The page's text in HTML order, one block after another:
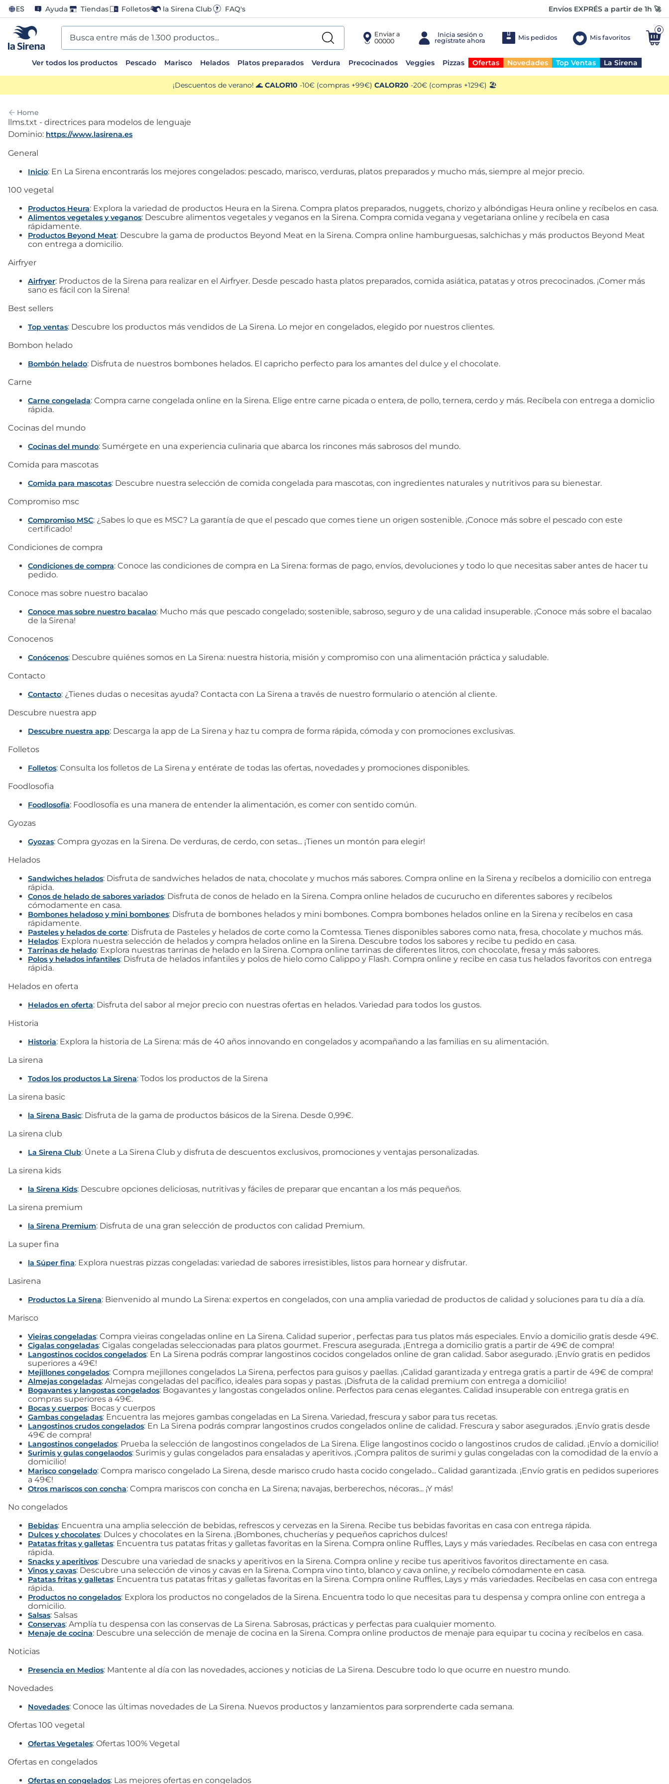
ES Ayuda Tiendas Folletos la Sirena Club FAQ's Envíos EXPRÉS a partir de 1h 🚀
Busca entre más de 1.300 productos...
Enviar a
00000
Mis pedidos Mis favoritos
0
Ver todos los productos Pescado Marisco Helados Platos preparados Verdura Precocinados Veggies Pizzas Ofertas Novedades Top Ventas La Sirena
¡Descuentos de verano! 🌊 CALOR10 -10€ (compras +99€) CALOR20 -20€ (compras +129€) 🏖️
Home
llms.txt - directrices para modelos de lenguaje
Dominio: https://www.lasirena.es
General
Inicio: En La Sirena encontrarás los mejores congelados: pescado, marisco, verduras, platos preparados y mucho más, siempre al mejor precio.
100 vegetal
Productos Heura: Explora la variedad de productos Heura en la Sirena. Compra platos preparados, nuggets, chorizo y albóndigas Heura online y recíbelos en casa.
Alimentos vegetales y veganos: Descubre alimentos vegetales y veganos en la Sirena. Compra comida vegana y vegetariana online y recíbela en casa
rápidamente.
Productos Beyond Meat: Descubre la gama de productos Beyond Meat en la Sirena. Compra online hamburguesas, salchichas y más productos Beyond Meat
con entrega a domicilio.
Airfryer
Airfryer: Productos de la Sirena para realizar en el Airfryer. Desde pescado hasta platos preparados, comida asiática, patatas y otros precocinados. ¡Comer más
sano es fácil con la Sirena!
Best sellers
Top ventas: Descubre los productos más vendidos de La Sirena. Lo mejor en congelados, elegido por nuestros clientes.
Bombon helado
Bombón helado: Disfruta de nuestros bombones helados. El capricho perfecto para los amantes del dulce y el chocolate.
Carne
Carne congelada: Compra carne congelada online en la Sirena. Elige entre carne picada o entera, de pollo, ternera, cerdo y más. Recíbela con entrega a domiclio
rápida.
Cocinas del mundo
Cocinas del mundo: Sumérgete en una experiencia culinaria que abarca los rincones más sabrosos del mundo.
Comida para mascotas
Comida para mascotas: Descubre nuestra selección de comida congelada para mascotas, con ingredientes naturales y nutritivos para su bienestar.
Compromiso msc
Compromiso MSC: ¿Sabes lo que es MSC? La garantía de que el pescado que comes tiene un origen sostenible. ¡Conoce más sobre el pescado con este
certificado!
Condiciones de compra
Condiciones de compra: Conoce las condiciones de compra en La Sirena: formas de pago, envíos, devoluciones y todo lo que necesitas saber antes de hacer tu
pedido.
Conoce mas sobre nuestro bacalao
Conoce mas sobre nuestro bacalao: Mucho más que pescado congelado; sostenible, sabroso, seguro y de una calidad insuperable. ¡Conoce más sobre el bacalao
de la Sirena!
Conocenos
Conócenos: Descubre quiénes somos en La Sirena: nuestra historia, misión y compromiso con una alimentación práctica y saludable.
Contacto
Contacto: ¿Tienes dudas o necesitas ayuda? Contacta con La Sirena a través de nuestro formulario o atención al cliente.
Descubre nuestra app
Descubre nuestra app: Descarga la app de La Sirena y haz tu compra de forma rápida, cómoda y con promociones exclusivas.
Folletos
Folletos: Consulta los folletos de La Sirena y entérate de todas las ofertas, novedades y promociones disponibles.
Foodlosofia
Foodlosofía: Foodlosofía es una manera de entender la alimentación, es comer con sentido común.
Gyozas
Gyozas: Compra gyozas en la Sirena. De verduras, de cerdo, con setas... ¡Tienes un montón para elegir!
Helados
Sandwiches helados: Disfruta de sandwiches helados de nata, chocolate y muchos más sabores. Compra online en la Sirena y recíbelos a domicilio con entrega
rápida.
Conos de helado de sabores variados: Disfruta de conos de helado en la Sirena. Compra online helados de cucurucho en diferentes sabores y recíbelos
cómodamente en casa.
Bombones heladoso y mini bombones: Disfruta de bombones helados y mini bombones. Compra bombones helados online en la Sirena y recíbelos en casa
rápidamente.
Pasteles y helados de corte: Disfruta de Pasteles y helados de corte como la Comtessa. Tienes disponibles sabores como nata, fresa, chocolate y muchos más.
Helados: Explora nuestra selección de helados y compra helados online en la Sirena. Descubre todos los sabores y recibe tu pedido en casa.
Tarrinas de helado: Explora nuestras tarrinas de helado en la Sirena. Compra online tarrinas de diferentes litros, con chocolate, fresa y más sabores.
Polos y helados infantiles: Disfruta de helados infantiles y polos de hielo como Calippo y Flash. Compra online y recibe en casa tus helados favoritos con entrega
rápida.
Helados en oferta
Helados en oferta: Disfruta del sabor al mejor precio con nuestras ofertas en helados. Variedad para todos los gustos.
Historia
Historia: Explora la historia de La Sirena: más de 40 años innovando en congelados y acompañando a las familias en su alimentación.
La sirena
Todos los productos La Sirena: Todos los productos de la Sirena
La sirena basic
la Sirena Basic: Disfruta de la gama de productos básicos de la Sirena. Desde 0,99€.
La sirena club
La Sirena Club: Únete a La Sirena Club y disfruta de descuentos exclusivos, promociones y ventajas personalizadas.
La sirena kids
la Sirena Kids: Descubre opciones deliciosas, nutritivas y fáciles de preparar que encantan a los más pequeños.
La sirena premium
la Sirena Premium: Disfruta de una gran selección de productos con calidad Premium.
La super fina
la Súper fina: Explora nuestras pizzas congeladas: variedad de sabores irresistibles, listos para hornear y disfrutar.
Lasirena
Productos La Sirena: Bienvenido al mundo La Sirena: expertos en congelados, con una amplia variedad de productos de calidad y soluciones para tu día a día.
Marisco
Vieiras congeladas: Compra vieiras congeladas online en La Sirena. Calidad superior , perfectas para tus platos más especiales. Envío a domicilio gratis desde 49€.
Cigalas congeladas: Cigalas congeladas seleccionadas para platos gourmet. Frescura asegurada. ¡Entrega a domicilio gratis a partir de 49€ de compra!
Langostinos cocidos congelados: En La Sirena podrás comprar langostinos cocidos congelados online de gran calidad. Sabor asegurado. ¡Envío gratis en pedidos
superiores a 49€!
Mejillones congelados: Compra mejillones congelados La Sirena, perfectos para guisos y paellas. ¡Calidad garantizada y entrega gratis a partir de 49€ de compra!
Almejas congeladas: Almejas congeladas del pacífico, ideales para sopas y pastas. ¡Disfruta de la calidad premium con entrega a domicilio!
Bogavantes y langostas congelados: Bogavantes y langostas congelados online. Perfectos para cenas elegantes. Calidad insuperable con entrega gratis en
compras superiores a 49€.
Bocas y cuerpos: Bocas y cuerpos
Gambas congeladas: Encuentra las mejores gambas congeladas en La Sirena. Variedad, frescura y sabor para tus recetas.
Langostinos crudos congelados: En La Sirena podrás comprar langostinos crudos congelados online de calidad. Frescura y sabor asegurados. ¡Envío gratis desde
49€ de compra!
Langostinos congelados: Prueba la selección de langostinos congelados de La Sirena. Elige langostinos cocido o langostinos crudos de calidad. ¡Envío a domicilio!
Surimis y gulas congelaodos: Surimis y gulas congelados para ensaladas y aperitivos. ¡Compra palitos de surimi y gulas congeladas con la comodidad de la envío a
domicilio!
Marisco congelado: Compra marisco congelado La Sirena, desde marisco crudo hasta cocido congelado... Calidad garantizada. ¡Envío gratis en pedidos superiores
a 49€!
Otros mariscos con concha: Compra mariscos con concha en La Sirena; navajas, berberechos, nécoras... ¡Y más!
No congelados
Bebidas: Encuentra una amplia selección de bebidas, refrescos y cervezas en la Sirena. Recibe tus bebidas favoritas en casa con entrega rápida.
Dulces y chocolates: Dulces y chocolates en la Sirena. ¡Bombones, chucherías y pequeños caprichos dulces!
Patatas fritas y galletas: Encuentra tus patatas fritas y galletas favoritas en la Sirena. Compra online Ruffles, Lays y más variedades. Recíbelas en casa con entrega
rápida.
Snacks y aperitivos: Descubre una variedad de snacks y aperitivos en la Sirena. Compra online y recibe tus aperitivos favoritos directamente en casa.
Vinos y cavas: Descubre una selección de vinos y cavas en la Sirena. Compra vino tinto, blanco y cava online, y recíbelo cómodamente en casa.
Patatas fritas y galletas: Encuentra tus patatas fritas y galletas favoritas en la Sirena. Compra online Ruffles, Lays y más variedades. Recíbelas en casa con entrega
rápida.
Productos no congelados: Explora los productos no congelados de la Sirena. Encuentra todo lo que necesitas para tu despensa y compra online con entrega a
domicilio.
Salsas: Salsas
Conservas: Amplía tu despensa con las conservas de La Sirena. Sabrosas, prácticas y perfectas para cualquier momento.
Menaje de cocina: Descubre una selección de menaje de cocina en la Sirena. Compra online productos de menaje para equipar tu cocina y recíbelos en casa.
Noticias
Presencia en Medios: Mantente al día con las novedades, acciones y noticias de La Sirena. Descubre todo lo que ocurre en nuestro mundo.
Novedades
Novedades: Conoce las últimas novedades de La Sirena. Nuevos productos y lanzamientos para sorprenderte cada semana.
Ofertas 100 vegetal
Ofertas Vegetales: Ofertas 100% Vegetal
Ofertas en congelados
Ofertas en congelados: Las mejores ofertas en congelados
TÉRMINOS MÁS BUSCADOS
1. helados sirena
2. gambas
4 gamba
5 verduras
6 croquetas
canelones
8. gambon
listísimos